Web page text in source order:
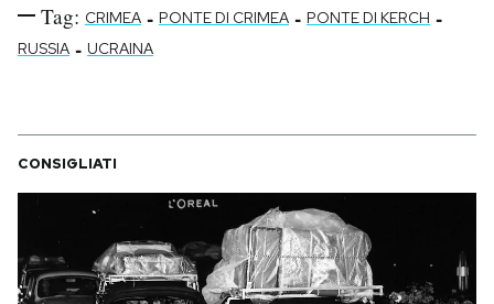
Tag: CRIMEA - PONTE DI CRIMEA - PONTE DI KERCH -
RUSSIA - UCRAINA
CONSIGLIATI